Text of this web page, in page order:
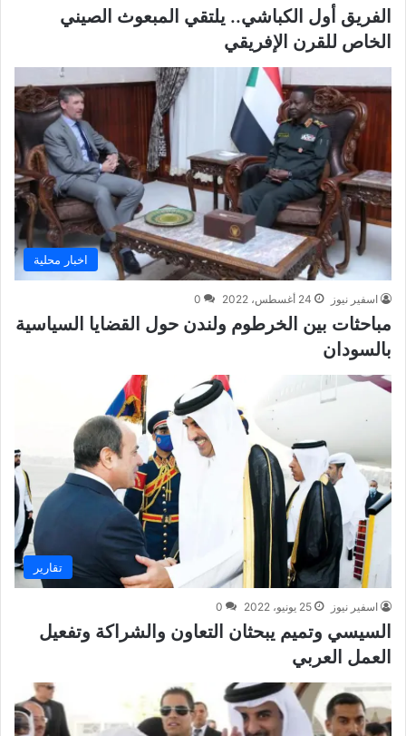
الفريق أول الكباشي.. يلتقي المبعوث الصيني
الخاص للقرن الإفريقي
اخبار محلية
اسفير نيوز 24 أغسطس، 2022 0
مباحثات بين الخرطوم ولندن حول القضايا السياسية
بالسودان
تقارير
اسفير نيوز 25 يونيو، 2022 0
السيسي وتميم يبحثان التعاون والشراكة وتفعيل
العمل العربي